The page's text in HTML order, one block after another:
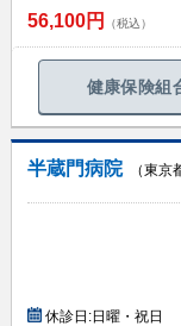
56,100円 （税込）
健康保険組
半蔵門病院
（東京
休診日:日曜・祝日